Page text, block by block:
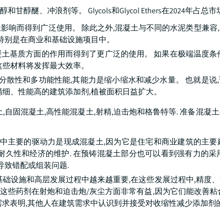
甘醇醚、冲浪剂等。 Glycols和Glycol Ethers在2024年占总市
响而得到广泛使用。 除此之外,混凝土与不同的水泥类型兼
是在商业和基础设施项目中。
基质方面的作用而得到了更广泛的使用。 如果在极端温度条
材料将发挥最大效率。
性和多功能性能,其能力是缩小缩水和减少水量。 也就是说
、性能高的建筑添加剂,植被面积日益扩大。
固混凝土,高性能混凝土,射精,迫击炮和格鲁特等. 准备混凝
主要的驱动力是现成混凝土,因为它是住宅和商业建筑的主要
性和经济的维护. 在预铸混凝土部分也可以看到强有力的采
致错配或组装问题.
设施和高层发展过程中越来越重要,在这些发展过程中,精度
些药剂在射炮和迫击炮/灰尘方面非常有益,因为它们能改善
表明,其他人在建筑需求中认识到并接受对收缩性减少添加剂